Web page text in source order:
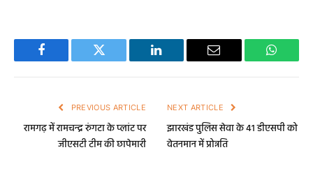
Facebook Twitter LinkedIn Email
PREVIOUS ARTICLE
रामगढ़ में रामचन्द्र रुंगटा के प्लांट पर
जीएसटी टीम की छापेमारी
NEXT ARTICLE
झारखंड पुलिस सेवा के 41 डीएसपी को
वेतनमान में प्रोन्नति